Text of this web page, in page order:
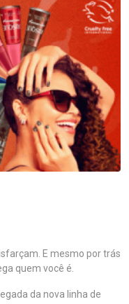
E mesmo por trás
quem você é.
da nova linha de